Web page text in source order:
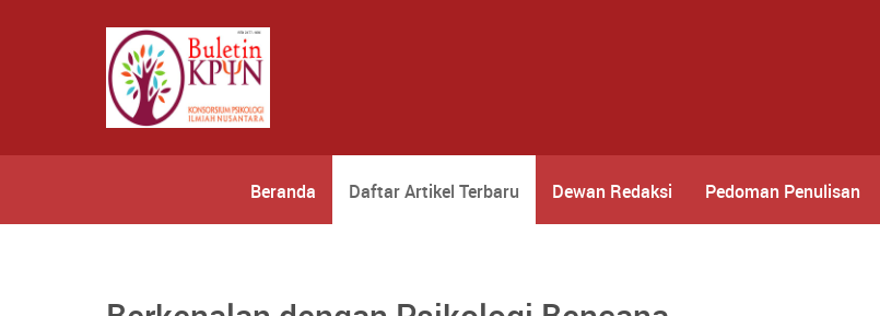
Beranda Daftar Artikel Terbaru Dewan Redaksi Pedoman Penulisan